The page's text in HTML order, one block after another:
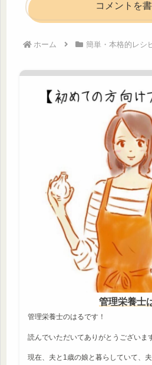
コメントを
ホーム 簡単・本格的レシ
管理栄養士
管理栄養士のはるです！
読んでいただいてありがとうございま
現在、夫と1歳の娘と暮らしていて、